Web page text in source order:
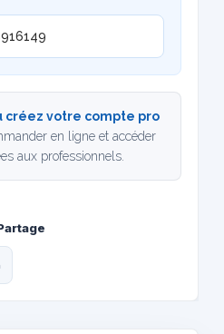
créez votre compte pro
en ligne et accéder
aux professionnels.